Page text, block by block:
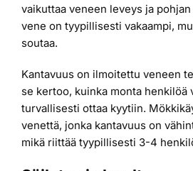
vaikuttaa veneen leveys ja
vene on tyypillisesti vakaampi,
soutaa.
Kantavuus on ilmoitettu veneen
se kertoo, kuinka monta henkilöä
turvallisesti ottaa kyytiin.
venettä, jonka kantavuus on
mikä riittää tyypillisesti 3-4